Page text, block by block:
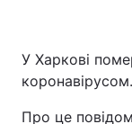
У Харкові
коронавірусом.
Про це